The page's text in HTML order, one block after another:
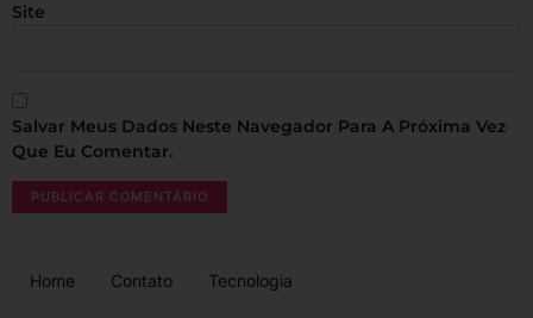
Site
Salvar Meus Dados Neste Navegador Para A Próxima Vez
Que Eu Comentar.
Home Contato Tecnologia